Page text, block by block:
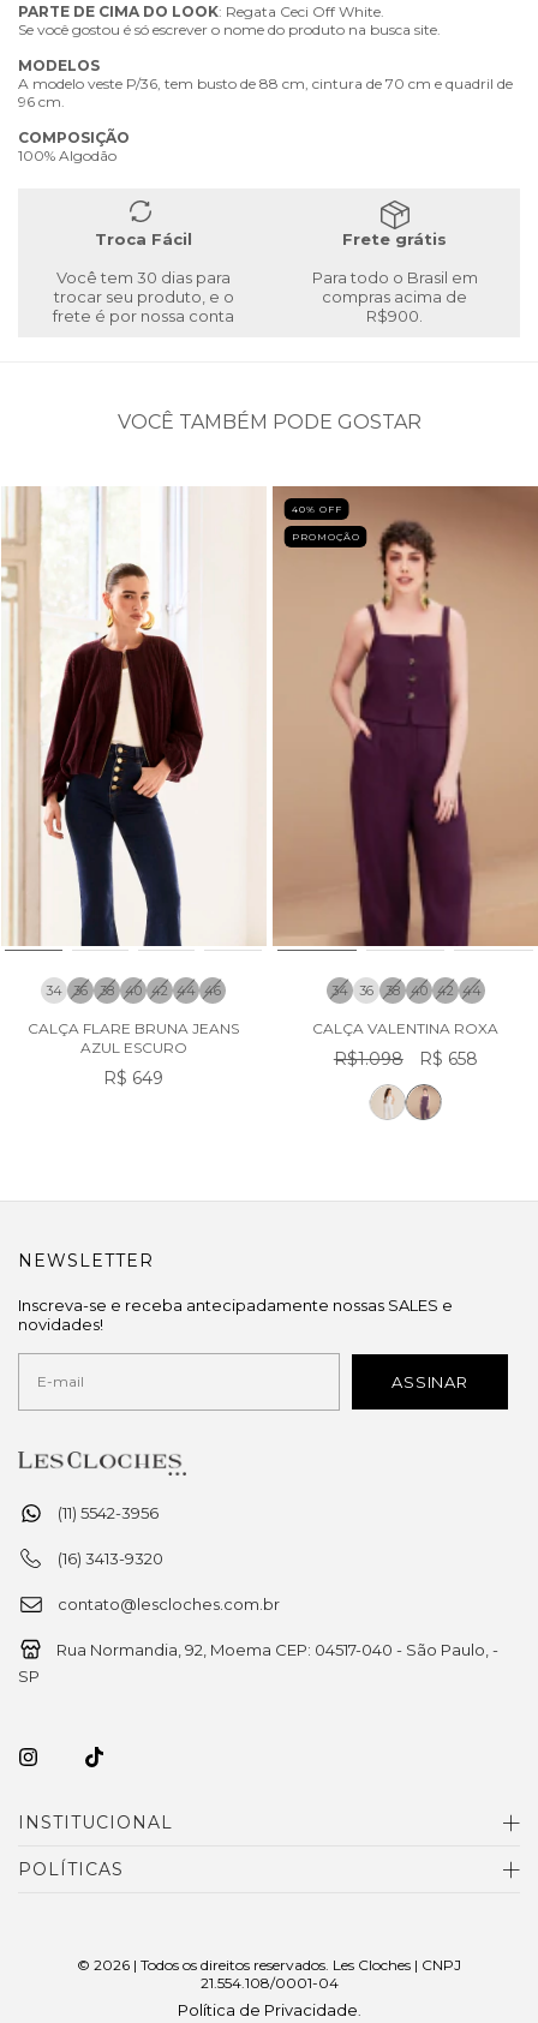
PARTE DE CIMA DO LOOK: Regata Ceci Off White.
Se você gostou é só escrever o nome do produto na busca site.
MODELOS
A modelo veste P/36, tem busto de 88 cm, cintura de 70 cm e quadril de
96 cm.
COMPOSIÇÃO
100% Algodão
Troca Fácil
Você tem 30 dias para
trocar seu produto, e o
frete é por nossa conta
Frete grátis
Para todo o Brasil em
compras acima de
R$900.
VOCÊ TAMBÉM PODE GOSTAR
34 36 38 40 42 44 46
CALÇA FLARE BRUNA JEANS
AZUL ESCURO
R$ 649
40% OFF
PROMOÇÃO
34 36 38 40 42 44
CALÇA VALENTINA ROXA
R$1.098 R$ 658
(11) 5542-3956
(16) 3413-9320
contato@lescloches.com.br
Rua Normandia, 92, Moema CEP: 04517-040 - São Paulo, -
SP
INSTITUCIONAL
POLÍTICAS
NEWSLETTER
Inscreva-se e receba antecipadamente nossas SALES e
novidades!
© 2026 | Todos os direitos reservados. Les Cloches | CNPJ
21.554.108/0001-04
Política de Privacidade.